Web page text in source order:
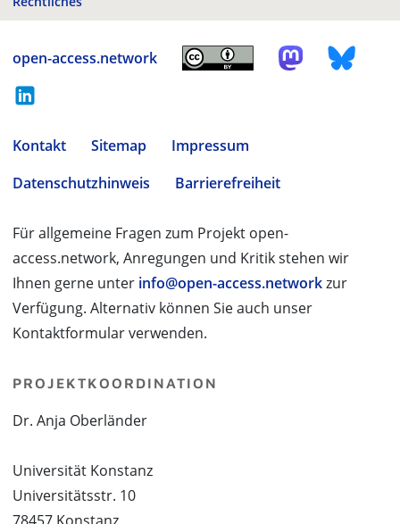
open-access.network
Kontakt Sitemap
Impressum
Datenschutzhinweis
Barrierefreiheit
Für allgemeine Fragen zum Projekt open-
access.network, Anregungen und Kritik stehen wir
Ihnen gerne unter info@open-access.networkzur
Verfügung. Alternativ können Sie auch unser
Kontaktformular verwenden.
PROJEKTKOORDINATION
Dr. Anja Oberländer
Universität Konstanz
Universitätsstr. 10
78457 Konstanz